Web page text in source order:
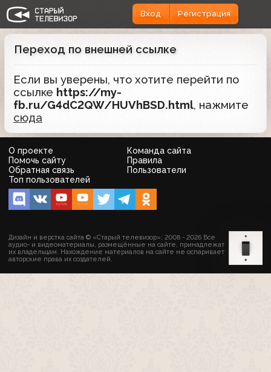
Вход Регистрация
Переход по внешней ссылке
Если вы уверены, что хотите перейти по
ссылке https://my-
fb.ru/G4dC2QW/HUVhBSD.html, нажмите
сюда
О проекте
Команда сайта
Помочь сайту
Правила
Обратная связь
Пользователи
Топ пользователей
Дизайн и верстка сайта © «Старый телевизор»; 2008 - 2026 Все
аудио- и видеоматериалы, размещённые на сайте, принадлежат
их владельцам. Нахождение материалов на сайте не оспаривает
авторские права их создателей.